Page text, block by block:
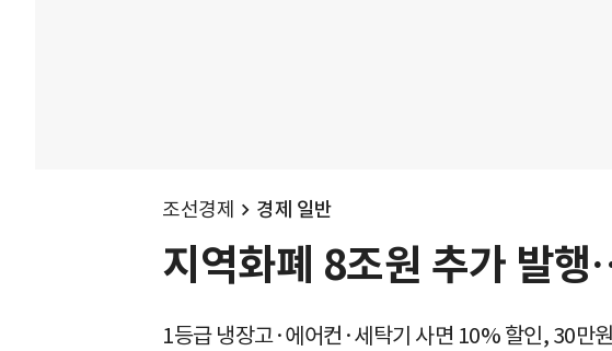
조선경제 경제 일반
지역화폐 8조원 추가 발
1등급 냉장고·에어컨·세탁기 사면 10% 할인, 30만